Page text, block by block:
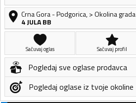
Crna Gora-Podgorica,> Okolina grada
4 JULA BB
Sačuvaj oglas Sačuvaj profil
Pogledaj sve oglase prodavca
Pogledaj oglase iz tvoje okoline